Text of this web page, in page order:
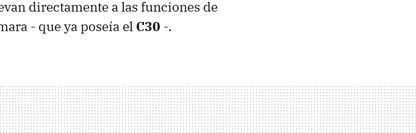
directamente a las funciones de
- que ya poseía el C30 -.